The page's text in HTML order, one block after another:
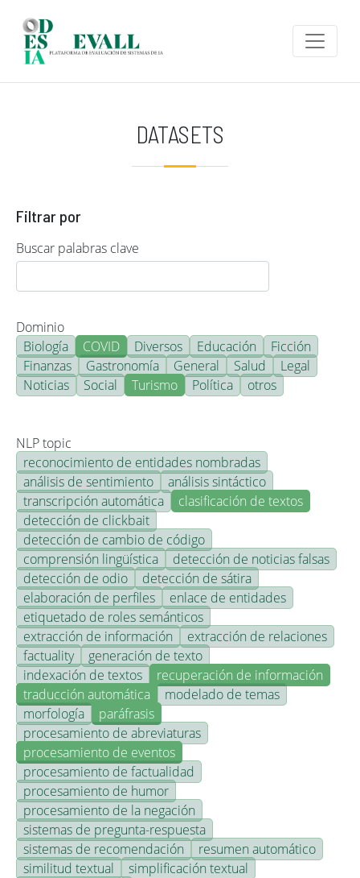
DATASETS
Filtrar por
Buscar palabras clave
Dominio
Biología
COVID Diversos Educación
Ficción
Finanzas
Gastronomía General Salud
Legal
Noticias
Social Turismo Política otros
NLP topic
reconocimiento de entidades nombradas
análisis de sentimiento
análisis sintáctico
transcripción automática
clasificación de textos
detección de clickbait
detección de cambio de código
comprensión lingüística
detección de noticias falsas
detección de odio
detección de sátira
elaboración de perfiles
enlace de entidades
etiquetado de roles semánticos
extracción de información
extracción de relaciones
factuality
generación de texto
indexación de textos
recuperación de información
traducción automática
modelado de temas
morfología
paráfrasis
procesamiento de abreviaturas
procesamiento de eventos
procesamiento de factualidad
procesamiento de humor
procesamiento de la negación
sistemas de pregunta-respuesta
sistemas de recomendación
resumen automático
similitud textual
simplificación textual